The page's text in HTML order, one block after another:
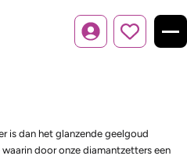
Inloggen
is dan het glanzende geelgoud
door onze diamantzetters een